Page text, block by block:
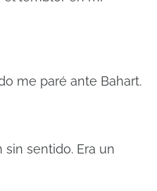
me paré ante Bahart.
sin sentido. Era un